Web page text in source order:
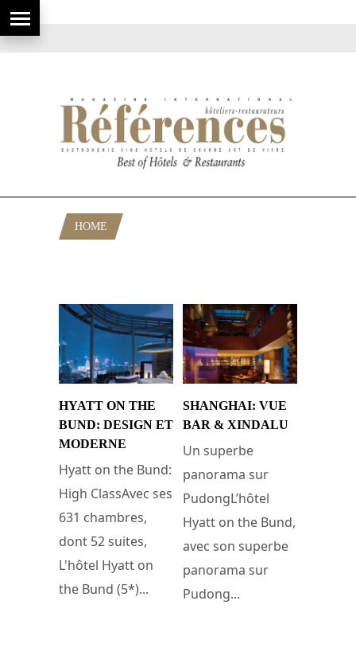
HOME
HYATT ON THE
BUND: DESIGN ET
MODERNE
Hyatt on the Bund:
High ClassAvec ses
631 chambres,
dont 52 suites,
L'hôtel Hyatt on
the Bund (5*)...
SHANGHAI: VUE
BAR & XINDALU
Un superbe
panorama sur
PudongL’hôtel
Hyatt on the Bund,
avec son superbe
panorama sur
Pudong...